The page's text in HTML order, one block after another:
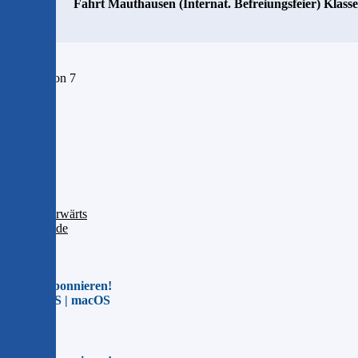
Fahrt Mauthausen (Internat. Befreiungsfeier)
Seite 1 von 7
Vorwärts
Ende
Jetzt abonnieren!
Für iOS | macOS